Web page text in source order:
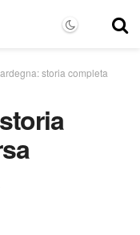
storia completa